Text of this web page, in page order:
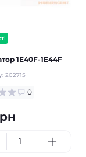
1E40F-1E44F
202715
0